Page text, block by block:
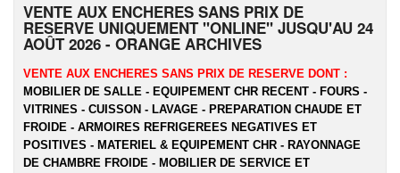
VENTE AUX ENCHERES SANS PRIX DE
RESERVE UNIQUEMENT "ONLINE" JUSQU'AU 24
AOÛT 2026 - ORANGE ARCHIVES
VENTE AUX ENCHERES SANS PRIX DE RESERVE DONT :
MOBILIER DE SALLE - EQUIPEMENT CHR RECENT - FOURS -
VITRINES - CUISSON - LAVAGE - PREPARATION CHAUDE ET
FROIDE - ARMOIRES REFRIGEREES NEGATIVES ET
POSITIVES - MATERIEL & EQUIPEMENT CHR - RAYONNAGE
DE CHAMBRE FROIDE - MOBILIER DE SERVICE ET